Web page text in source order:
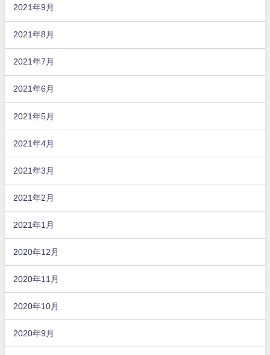
2021年9月
2021年8月
2021年7月
2021年6月
2021年5月
2021年4月
2021年3月
2021年2月
2021年1月
2020年12月
2020年11月
2020年10月
2020年9月